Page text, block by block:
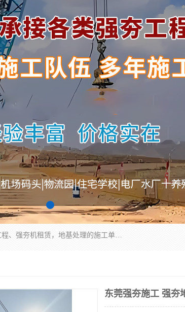
湖南业峻强夯基础工程有限公司是一家专业从事湖南强夯基础工程、强夯机租赁，地基处理的施工单位。业务覆盖：湖南、广东，江西等地。可承接1000KN.m-25000KN.m强夯（置换）工程。公司创始人是国内较早期从事强夯施工的建设者，经过多年的一步一个脚印的发展，在行业内具有较高的度和良好的口碑。
东莞强夯施工 强夯